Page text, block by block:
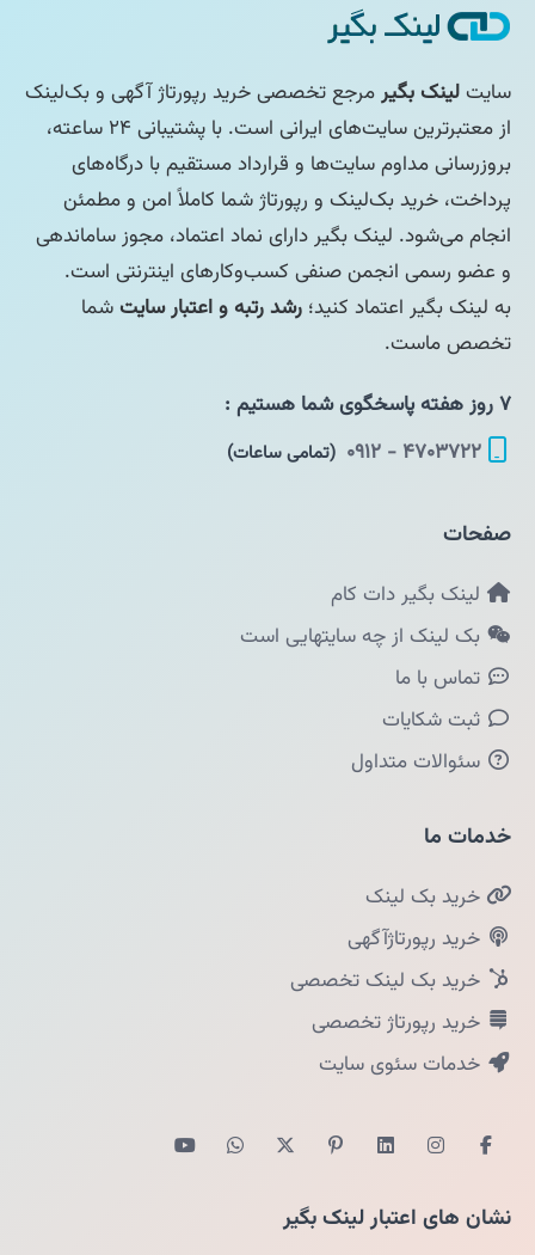
سایتلینک بگیرمرجع تخصصی خرید رپورتاژ آگهی و بک‌لینک
از معتبرترین سایت‌های ایرانی است. با پشتیبانی ۲۴ ساعته،
بروزرسانی مداوم سایت‌ها و قرارداد مستقیم با درگاه‌های
پرداخت، خرید بک‌لینک و رپورتاژ شما کاملاً امن و مطمئن
انجام می‌شود. لینک بگیر دارای نماد اعتماد، مجوز ساماندهی
و عضو رسمی انجمن صنفی کسب‌وکارهای اینترنتی است.
به لینک بگیر اعتماد کنید؛ رشد رتبه و اعتبار سایتشما
تخصص ماست.
۷ روز هفته پاسخگوی شما هستیم :
۴۷۰۳۷۲۲ - ۰۹۱۲
(تمامی ساعات)
صفحات
لینک بگیر دات کام
بک لینک از چه سایتهایی است
تماس با ما
ثبت شکایات
سئوالات متداول
خدمات ما
خرید بک لینک
خرید رپورتاژآگهی
خرید بک لینک تخصصی
خرید رپورتاژ تخصصی
خدمات سئوی سایت
نشان های اعتبار لینک بگیر